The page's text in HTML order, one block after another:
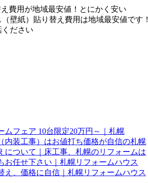
費用が地域最安値！とにかく安い
壁紙）貼り替え費用は地域最安値です！
ださい
ムフェア 10台限定20万円～｜札幌
内装工事）はお値打ち価格が自信の札幌
について｜床工事、札幌のリフォームは
お任せ下さい｜札幌リフォームハウス
え、価格に自信｜札幌リフォームハウス